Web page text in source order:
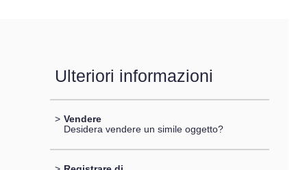
Ulteriori informazioni
> Vendere
Desidera vendere un simile oggetto?